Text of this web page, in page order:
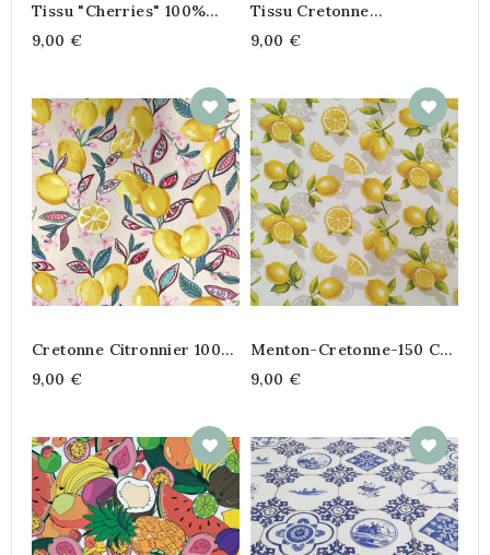
Tissu "Cherries" 100%
Coton Motif Cerises &
Vichy Vert – Largeur 140
9,00 €
Tissu Cretonne
"Confiture" 100% Coton
9,00 €
Cretonne Citronnier 100%
Coton
9,00 €
Menton-Cretonne-150 Cm
De Large
9,00 €